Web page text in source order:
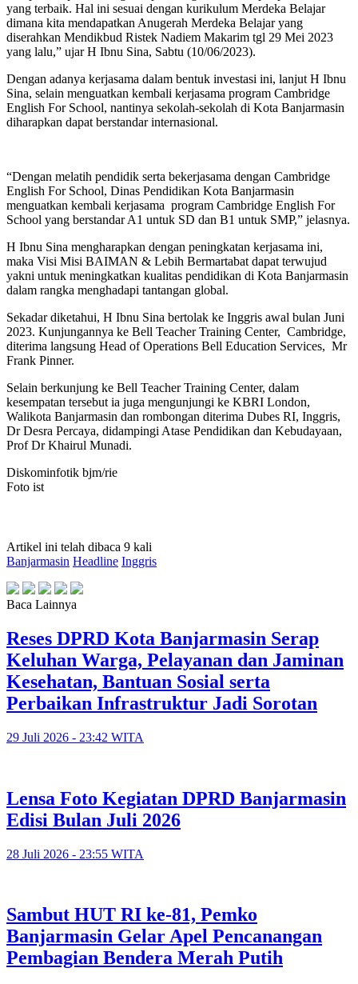
yang terbaik. Hal ini sesuai dengan kurikulum Merdeka Belajar
dimana kita mendapatkan Anugerah Merdeka Belajar yang
diserahkan Mendikbud Ristek Nadiem Makarim tgl 29 Mei 2023
yang lalu,” ujar H Ibnu Sina, Sabtu (10/06/2023).
Dengan adanya kerjasama dalam bentuk investasi ini, lanjut H Ibnu
Sina, selain menguatkan kembali kerjasama program Cambridge
English For School, nantinya sekolah-sekolah di Kota Banjarmasin
diharapkan dapat berstandar internasional.
“Dengan melatih pendidik serta bekerjasama dengan Cambridge
English For School, Dinas Pendidikan Kota Banjarmasin
menguatkan kembali kerjasama program Cambridge English For
School yang berstandar A1 untuk SD dan B1 untuk SMP,” jelasnya.
H Ibnu Sina mengharapkan dengan peningkatan kerjasama ini,
maka Visi Misi BAIMAN & Lebih Bermartabat dapat terwujud
yakni untuk meningkatkan kualitas pendidikan di Kota Banjarmasin
dalam rangka menghadapi tantangan global.
Sekadar diketahui, H Ibnu Sina bertolak ke Inggris awal bulan Juni
2023. Kunjungannya ke Bell Teacher Training Center, Cambridge,
diterima langsung Head of Operations Bell Education Services, Mr
Frank Pinner.
Selain berkunjung ke Bell Teacher Training Center, dalam
kesempatan tersebut ia juga mengunjungi ke KBRI London,
Walikota Banjarmasin dan rombongan diterima Dubes RI, Inggris,
Dr Desra Percaya, didampingi Atase Pendidikan dan Kebudayaan,
Prof Dr Khairul Munadi.
Diskominfotik bjm/rie
Foto ist
Artikel ini telah dibaca 9 kali
Banjarmasin Headline Inggris
Baca Lainnya
Reses DPRD Kota Banjarmasin Serap
Keluhan Warga, Pelayanan dan Jaminan
Kesehatan, Bantuan Sosial serta
Perbaikan Infrastruktur Jadi Sorotan
29 Juli 2026 - 23:42 WITA
Lensa Foto Kegiatan DPRD Banjarmasin
Edisi Bulan Juli 2026
28 Juli 2026 - 23:55 WITA
Sambut HUT RI ke-81, Pemko
Banjarmasin Gelar Apel Pencanangan
Pembagian Bendera Merah Putih